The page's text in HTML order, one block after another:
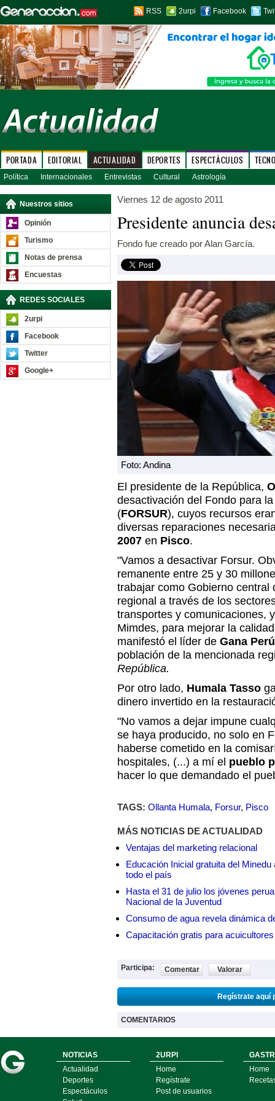
RSS 2urpi Facebook
PORTADA EDITORIAL ACTUALIDAD DEPORTES ESPECTÁCULOS
Política Internacionales Entrevistas Cultural Astrología
Nuestros sitios
Opinión
Turismo
Notas de prensa
Encuestas
REDES SOCIALES
2urpi
Facebook
Twitter
Google+
Viernes 12 de agosto 2011
Presidente anuncia
Fondo fue creado por Alan García.
Foto: Andina
El presidente de la República,
desactivación del Fondo para
(FORSUR), cuyos recursos
diversas reparaciones
2007 en Pisco.
"Vamos a desactivar Forsur.
remanente entre 25 y 30
trabajar como Gobierno central
regional a través de los
transportes y comunicaciones,
Mimdes, para mejorar la
manifestó el líder de Gana
población de la mencionada
República.
Por otro lado, Humala Tasso
dinero invertido en la
"No vamos a dejar impune
se haya producido, no solo en
haberse cometido en la
hospitales, (...) a mí el pueblo
hacer lo que demandado el
TAGS: Ollanta Humala, Forsur, Pisco
MÁS NOTICIAS DE ACTUALIDAD
Ventajas del marketing relacional
Educación Inicial gratuita del
todo el país
Hasta el 31 de julio los jóvenes
Nacional de la Juventud
Consumo de agua revela dinámica
Capacitación gratis para
Participa: Comentar Valorar
Regístrate aquí
COMENTARIOS
NOTICIAS
Actualidad
Deportes
Espectáculos
2URPI
Home
Regístrate
Post de usuarios
Home